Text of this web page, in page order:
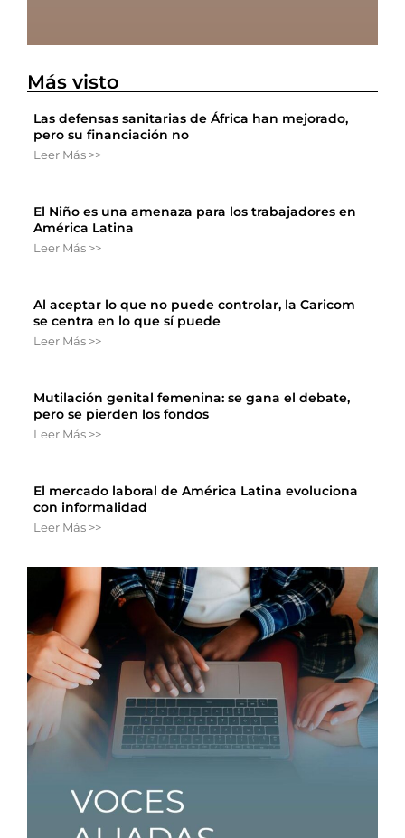
Más visto
Las defensas sanitarias de África han mejorado,
pero su financiación no
Leer Más >>
El Niño es una amenaza para los trabajadores en
América Latina
Leer Más >>
Al aceptar lo que no puede controlar, la Caricom
se centra en lo que sí puede
Leer Más >>
Mutilación genital femenina: se gana el debate,
pero se pierden los fondos
Leer Más >>
El mercado laboral de América Latina evoluciona
con informalidad
Leer Más >>